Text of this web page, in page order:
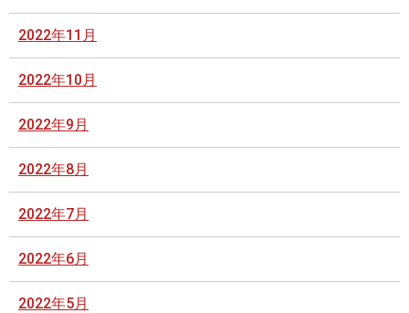
2022年11月
2022年10月
2022年9月
2022年8月
2022年7月
2022年6月
2022年5月